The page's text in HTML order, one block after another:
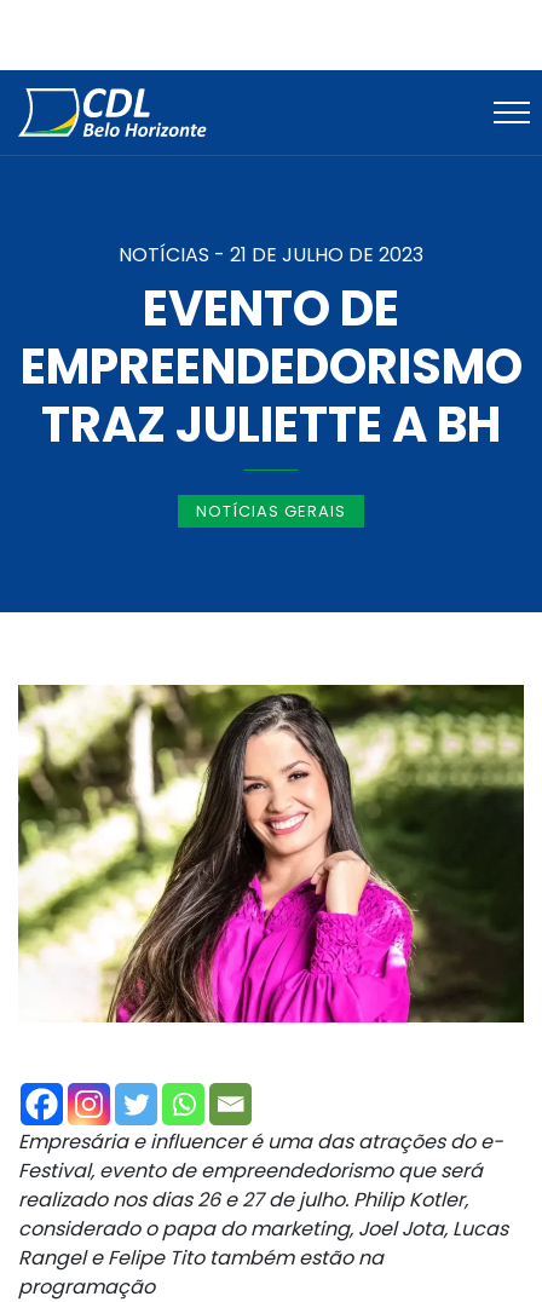
NOTÍCIAS - 21 DE JULHO DE 2023
EVENTO DE
EMPREENDEDORISMO
TRAZ JULIETTE A BH
NOTÍCIAS GERAIS
Empresária e influencer é uma das atrações do e-
Festival, evento de empreendedorismo que será
realizado nos dias 26 e 27 de julho. Philip Kotler,
considerado o papa do marketing, Joel Jota, Lucas
Rangel e Felipe Tito também estão na
programação